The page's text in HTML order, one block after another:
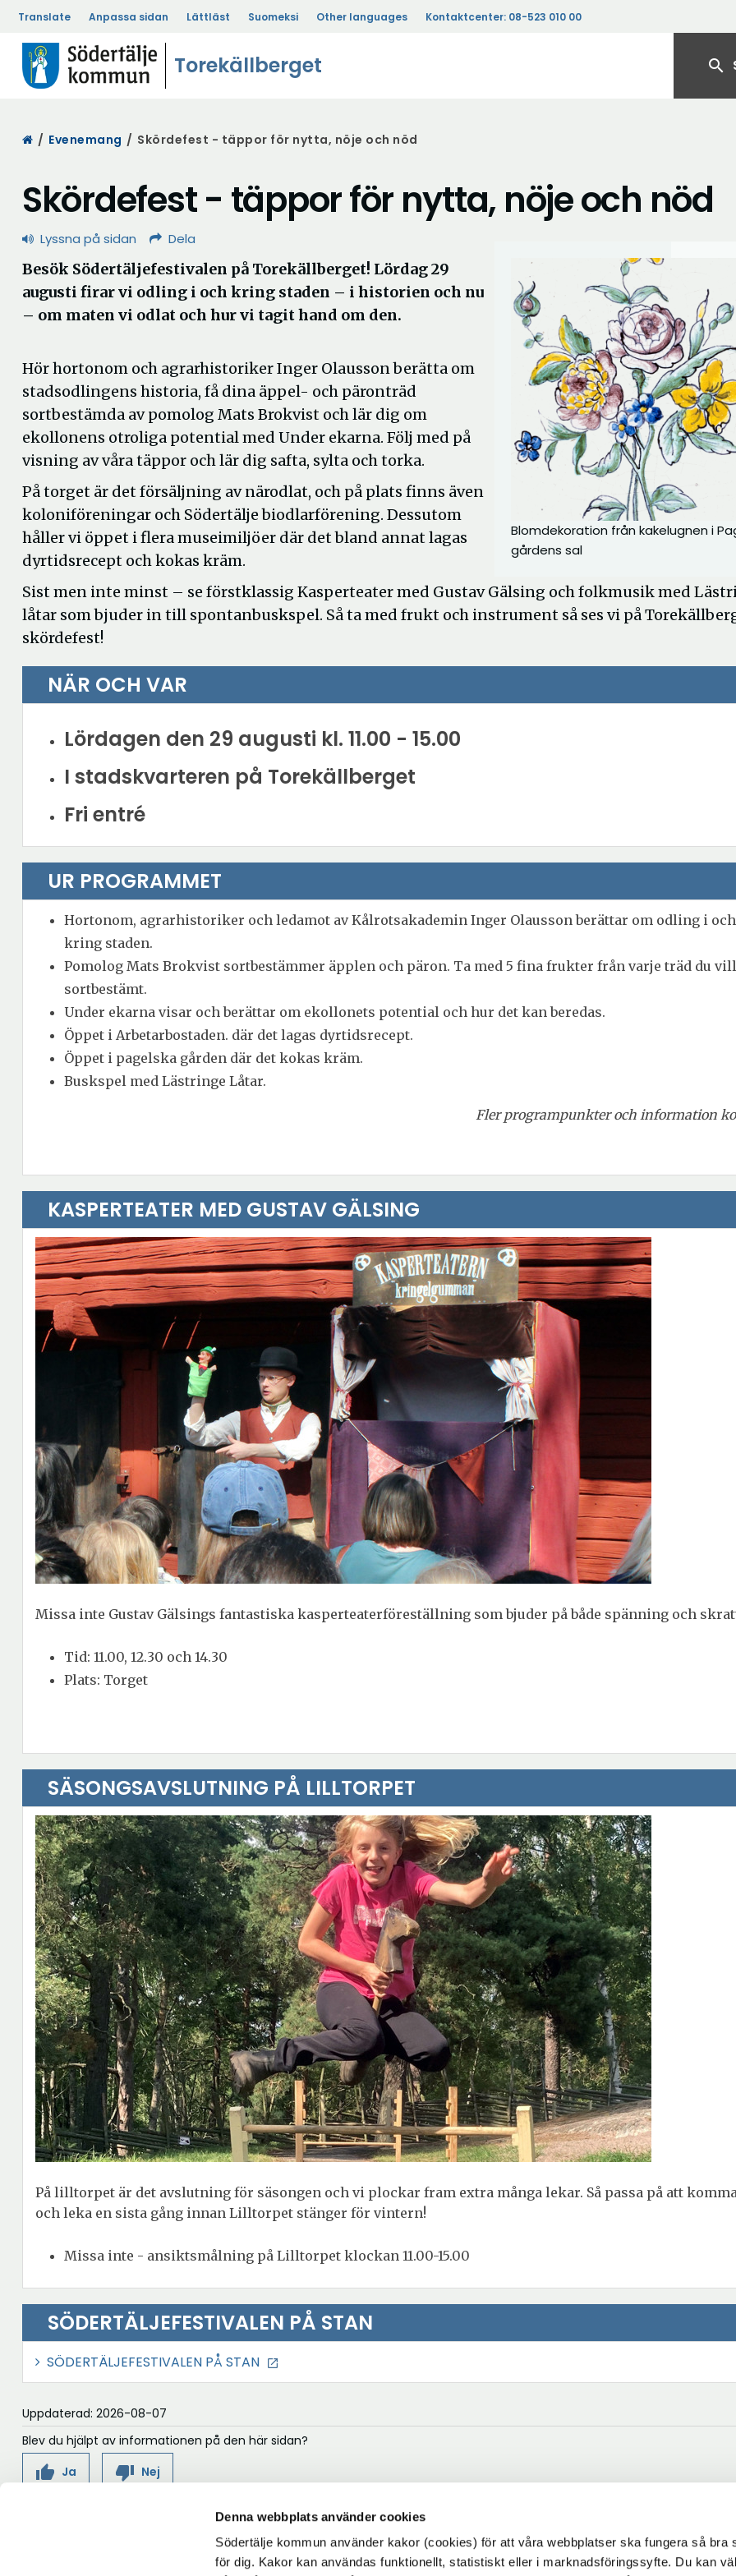
Denna webbplats använder cookies
Södertälje kommun använder kakor (cookies) för att våra webbplatser ska fungera så bra
för dig. Kakor kan användas funktionellt, statistiskt eller i marknadsföringssyfte. Du kan
Translate Anpassa sidan Lättläst Suomeksi Other languages Kontaktcenter: 08-523 010 00
Torekällberget search
Start
/ Evenemang / Skördefest - täppor för nytta, nöje och nöd
Skördefest - täppor för nytta, nöje och nöd
Lyssna på sidan Dela
Blomdekoration från kakelugnen i
gårdens sal
Besök Södertäljefestivalen på Torekällberget! Lördag 29
augusti firar vi odling i och kring staden – i historien och nu
– om maten vi odlat och hur vi tagit hand om den.
Hör hortonom och agrarhistoriker Inger Olausson berätta om
stadsodlingens historia, få dina äppel- och päronträd
sortbestämda av pomolog Mats Brokvist och lär dig om
ekollonens otroliga potential med Under ekarna. Följ med på
visning av våra täppor och lär dig safta, sylta och torka.
På torget är det försäljning av närodlat, och på plats finns även
koloniföreningar och Södertälje biodlarförening. Dessutom
håller vi öppet i flera museimiljöer där det bland annat lagas
dyrtidsrecept och kokas kräm.
Sist men inte minst – se förstklassig Kasperteater med Gustav Gälsing och folkmusik med
låtar som bjuder in till spontanbuskspel. Så ta med frukt och instrument så ses vi på
skördefest!
NÄR OCH VAR
Lördagen den 29 augusti kl. 11.00 - 15.00
I stadskvarteren på Torekällberget
Fri entré
UR PROGRAMMET
Hortonom, agrarhistoriker och ledamot av Kålrotsakademin Inger Olausson berättar om odling i och
kring staden.
Pomolog Mats Brokvist sortbestämmer äpplen och päron. Ta med 5 fina frukter från varje träd du
sortbestämt.
Under ekarna visar och berättar om ekollonets potential och hur det kan beredas.
Öppet i Arbetarbostaden. där det lagas dyrtidsrecept.
Öppet i pagelska gården där det kokas kräm.
Buskspel med Lästringe Låtar.
Fler programpunkter och information
KASPERTEATER MED GUSTAV GÄLSING
Missa inte Gustav Gälsings fantastiska kasperteaterföreställning som bjuder på både spänning och
Tid: 11.00, 12.30 och 14.30
Plats: Torget
SÄSONGSAVSLUTNING PÅ LILLTORPET
På lilltorpet är det avslutning för säsongen och vi plockar fram extra många lekar. Så passa på att
och leka en sista gång innan Lilltorpet stänger för vintern!
Missa inte - ansiktsmålning på Lilltorpet klockan 11.00-15.00
SÖDERTÄLJEFESTIVALEN PÅ STAN
SÖDERTÄLJEFESTIVALEN PÅ STANÖ
p
n
y
t
t
Uppdaterad: 2026-08-07
Blev du hjälpt av informationen på den här sidan?
thumb_up Ja thumb_down Nej
Följ oss på: